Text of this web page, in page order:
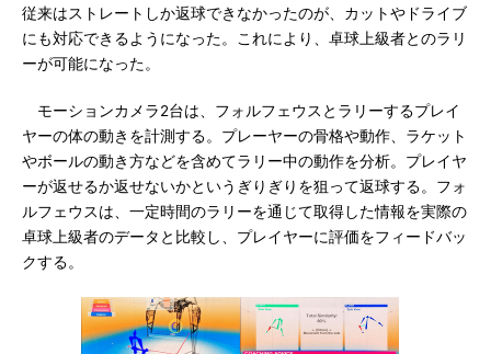
従来はストレートしか返球できなかったのが、カットやドライブ
にも対応できるようになった。これにより、卓球上級者とのラリ
ーが可能になった。
モーションカメラ2台は、フォルフェウスとラリーするプレイ
ヤーの体の動きを計測する。プレーヤーの骨格や動作、ラケット
やボールの動き方などを含めてラリー中の動作を分析。プレイヤ
ーが返せるか返せないかというぎりぎりを狙って返球する。フォ
ルフェウスは、一定時間のラリーを通じて取得した情報を実際の
卓球上級者のデータと比較し、プレイヤーに評価をフィードバッ
クする。